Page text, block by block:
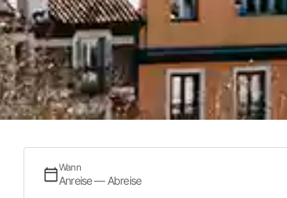
Wann
Anreise — Abreise